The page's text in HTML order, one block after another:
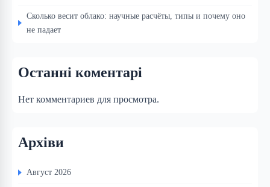
Сколько весит облако: научные расчёты, типы и почему оно
не падает
Останні коментарі
Нет комментариев для просмотра.
Архіви
Август 2026